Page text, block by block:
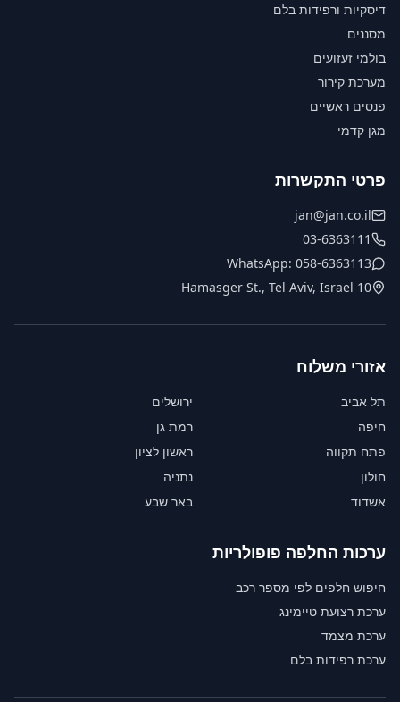
דיסקיות ורפידות בלם
מסננים
בולמי זעזועים
מערכת קירור
פנסים ראשיים
מגן קדמי
פרטי התקשרות
jan@jan.co.il
03-6363111
WhatsApp: 058-6363113
10 Hamasger St., Tel Aviv, Israel
אזורי משלוח
תל אביב
ירושלים
חיפה
רמת גן
פתח תקווה
ראשון לציון
חולון
נתניה
אשדוד
באר שבע
ערכות החלפה פופולריות
חיפוש חלפים לפי מספר רכב
ערכת רצועת טיימינג
ערכת מצמד
ערכת רפידות בלם